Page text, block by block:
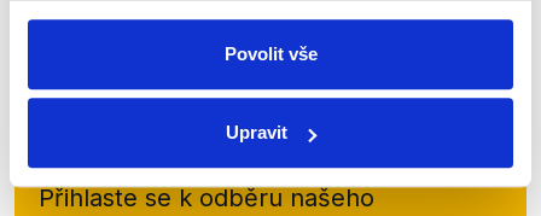
Povolit vše
Upravit
Číst dál
Zůstaňme v kontaktu
Přihlaste se k odběru našeho